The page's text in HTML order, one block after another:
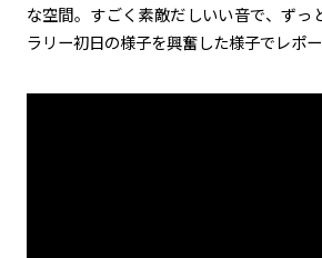
な空間。すごく素敵だしいい音で、ずっ
ラリー初日の様子を興奮した様子でレポー